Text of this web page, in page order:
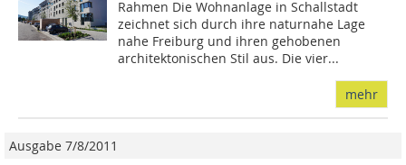
Rahmen Die Wohnanlage in Schallstadt
zeichnet sich durch ihre naturnahe Lage
nahe Freiburg und ihren gehobenen
architektonischen Stil aus. Die vier...
mehr
Ausgabe 7/8/2011